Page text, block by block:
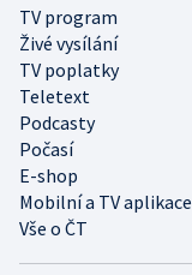
TV program
Živé vysílání
TV poplatky
Teletext
Podcasty
Počasí
E-shop
Mobilní a TV aplikace
Vše o ČT